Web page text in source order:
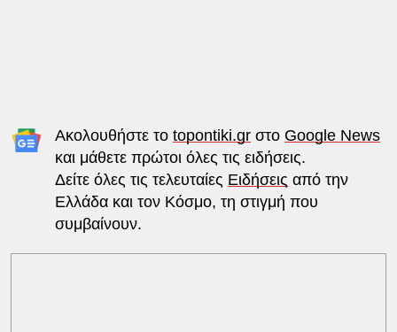
Ακολουθήστε το topontiki.grστο Google News
και μάθετε πρώτοι όλες τις ειδήσεις.
Δείτε όλες τις τελευταίες Ειδήσεις από την
Ελλάδα και τον Κόσμο, τη στιγμή που
συμβαίνουν.